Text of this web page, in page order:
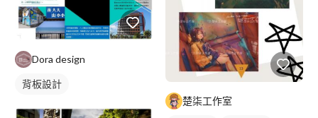
Dora design
背板設計
楚柒工作室